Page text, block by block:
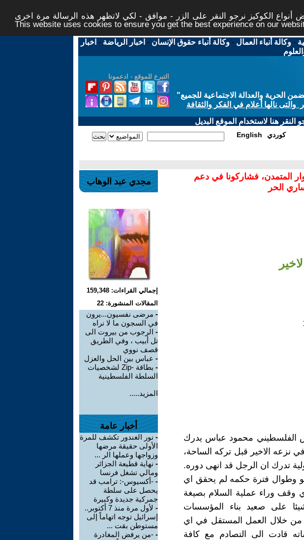
الكوكيز نرجو النقر على الزر - موافق - لكي لاتظهر هذه الرسالة مرة اخرى -
This website uses cookies to ensure you get the best experience on our
-وكالة أنباء العمال -وكالة أنباء حقوق الإنسان - اخبار الرياضة - اخبار
التبرع للموقع - ادعمونا
والعدالة الاجتماعية للجميع"
نالها أعلام في الفكر والثقافة
هنا لاستخدام الموقع البديل
English كوردي
المتمدن، فشاركونا في دعم
الحر
الفلسطيني محمود عباس يدرك
الاخير قبل تركه الساحة،
تدرك ان الرجل قد انهى دوره.
وطوال فترة حكمه لم يحقق اي
وراء عملية السلام بصيغة
على صعيد بناء المؤسسات
من خلال العمل المستقل في اي
قادت الى التصادم مع كافة
مجدي عبد الوهاب
إجمالي القراءات: 159,348
المقالات المنشورة: 22
- مرضى نفسيون...يرون
في السجون ما لا نراه
- الرجوب من بيروت الى
تل أبيب ، وفي الطريق
قصف نووي
- عباس بين الحل والعزل
-
بطاقة -Zip لشخصيات
السلطة الفلسطينية
المزيد.....
أخبار عامة
- نور الغندور تكشف للمرة
الأولى حقيقة مرضها
وزواجها وعملها الر ...
- نهاية قطيعة الجزائر
ومالي تشغل فرنسا
- -أكسيوس-: ترامب قد
يحصل على سلطة
جمركية جديدة وكبيرة
-
لأول مرة منذ 7 أكتوبر..
إسرائيل توجه اتهاماً إلى
مستوطن بقت ...
- -من يرفض المغادرة